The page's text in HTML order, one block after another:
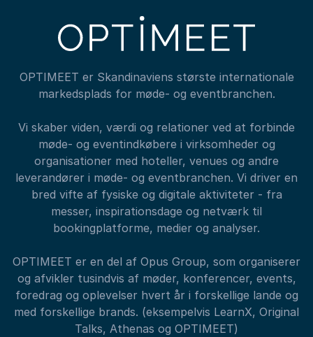
OPTIMEET er Skandinaviens største internationale
markedsplads for møde- og eventbranchen.
Vi skaber viden, værdi og relationer ved at forbinde
møde- og eventindkøbere i virksomheder og
organisationer med hoteller, venues og andre
leverandører i møde- og eventbranchen. Vi driver en
bred vifte af fysiske og digitale aktiviteter - fra
messer, inspirationsdage og netværk til
bookingplatforme, medier og analyser.
OPTIMEET er en del af Opus Group, som organiserer
og afvikler tusindvis af møder, konferencer, events,
foredrag og oplevelser hvert år i forskellige lande og
med forskellige brands. (eksempelvis LearnX, Original
Talks, Athenas og OPTIMEET)